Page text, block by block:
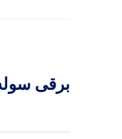
برقی